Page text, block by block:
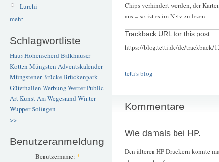
Lurchi
mehr
Schlagwortliste
Haus Hohenscheid Balkhauser
Kotten Müngsten Adventskalender
Müngstener BrückeBrückenpark
Güterhallen Werbung WetterPublic
ArtKunstAm Wegesrand Winter
WupperSolingen
>>
Benutzeranmeldung
Benutzername: *
Chips verhindert werden, der
aus – so ist es im Netz zu lesen.
Trackback URL for this post:
https://blog.tetti.de/de/trackback/
tetti's blog
Kommentare
Wie damals bei HP.
Den älteren HP Druckern konnte